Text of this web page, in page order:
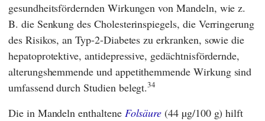
gesundheitsfördernden Wirkungen von Mandeln, wie z.
B. die Senkung des Cholesterinspiegels, die Verringerung
des Risikos, an Typ-2-Diabetes zu erkranken, sowie die
hepatoprotektive, antidepressive, gedächtnisfördernde,
alterungshemmende und appetithemmende Wirkung sind
umfassend durch Studien belegt.34
Die in Mandeln enthaltene Folsäure (44 µg/100 g) hilft